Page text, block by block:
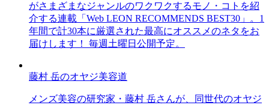
がさまざまなジャンルのワクワクするモノ・コトを紹
介する連載「Web LEON RECOMMENDS BEST30」。1
年間で計30本に厳選された最高にオススメのネタをお
届けします！ 毎週土曜日公開予定。
藤村 岳のオヤジ美容道
メンズ美容の研究家・藤村 岳さんが、同世代のオヤジ